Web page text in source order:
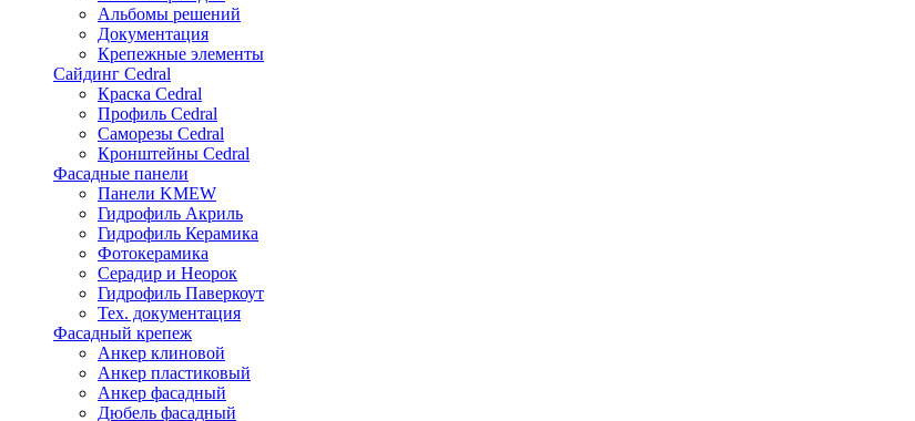
Альбомы решений
Документация
Крепежные элементы
Сайдинг Cedral
Краска Cedral
Профиль Cedral
Саморезы Cedral
Кронштейны Cedral
Фасадные панели
Панели KMEW
Гидрофиль Акриль
Гидрофиль Керамика
Фотокерамика
Серадир и Неорок
Гидрофиль Паверкоут
Тех. документация
Фасадный крепеж
Анкер клиновой
Анкер пластиковый
Анкер фасадный
Дюбель фасадный